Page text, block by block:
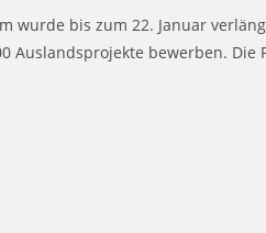
wurde bis zum 22. Januar
Auslandsprojekte bewerben.